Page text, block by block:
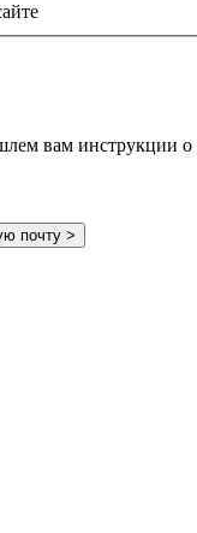
вам инструкции о